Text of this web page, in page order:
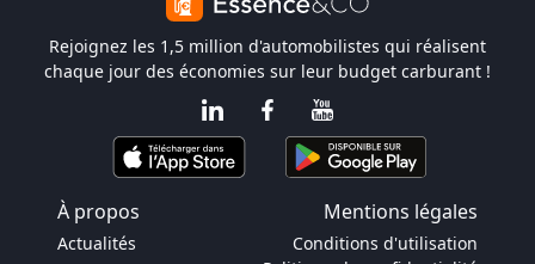
Rejoignez les 1,5 million d'automobilistes qui réalisent
chaque jour des économies sur leur budget carburant !
À propos Mentions légales
Actualités
Conditions d'utilisation